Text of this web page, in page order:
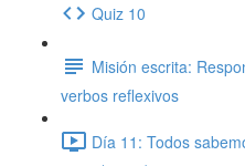
Quiz 10
Misión escrita:
verbos reflexivos
Día 11: Todos